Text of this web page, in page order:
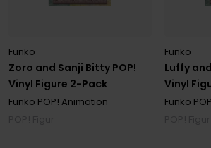
Zoro and Sanji Bitty POP!
Vinyl Figure 2-Pack
Funko
Funko POP! Animation
Luffy
Vinyl
Funko
Funko